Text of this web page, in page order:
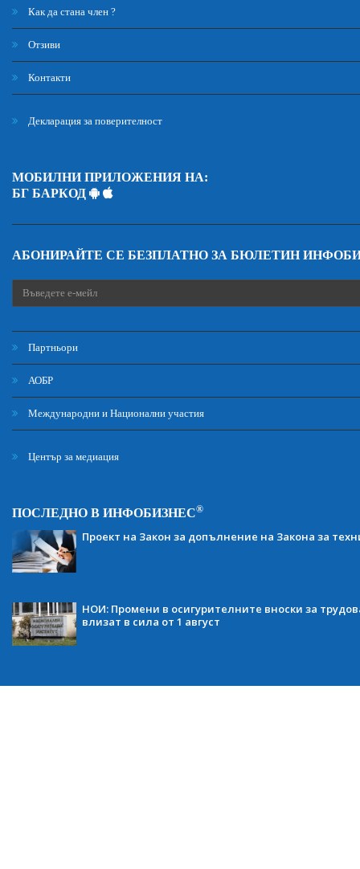
Как да стана член ?
Отзиви
Контакти
Декларация за поверителност
МОБИЛНИ ПРИЛОЖЕНИЯ НА:
БГ БАРКОД
АБОНИРАЙТЕ СЕ БЕЗПЛАТНО ЗА БЮЛЕТИН
Партньори
АОБР
Международни и Национални участия
Център за медиация
ПОСЛЕДНО В ИНФОБИЗНЕС®
Проект на Закон за допълнение на Закона за
НОИ: Промени в осигурителните вноски за
влизат в сила от 1 август